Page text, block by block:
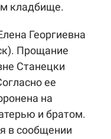
кладбище.
Георгиевна
Прощание
Станецки
ее
на
и братом.
в сообщении